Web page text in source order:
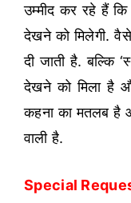
उम्मीद कर रहे हैं
देखने को मिलेगी.
दी जाती है. बल्कि
देखने को मिला है
कहना का मतलब है
वाली है.
Special